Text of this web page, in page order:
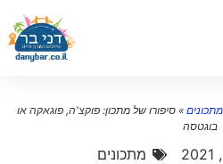
»סיפורו של מתכון: פוקצ'ה, פוגאקה או
מתכונים